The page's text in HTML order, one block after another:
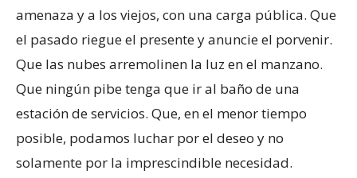
amenaza y a los viejos, con una carga pública. Que
el pasado riegue el presente y anuncie el porvenir.
Que las nubes arremolinen la luz en el manzano.
Que ningún pibe tenga que ir al baño de una
estación de servicios. Que, en el menor tiempo
posible, podamos luchar por el deseo y no
solamente por la imprescindible necesidad.